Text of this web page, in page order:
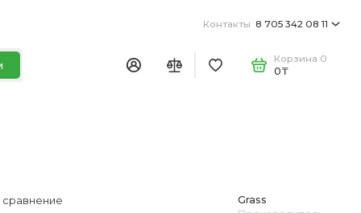
Контакты 8 705 342 08 11
Корзина 0
0₸
Grass
сравнение